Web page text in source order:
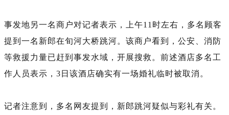
事发地另一名商户对记者表示，上午11时左右，多名顾客
提到一名新郎在旬河大桥跳河。该商户看到，公安、消防
等救援力量已赶到事发水域，开展搜救。前述酒店多名工
作人员表示，3日该酒店确实有一场婚礼临时被取消。
记者注意到，多名网友提到，新郎跳河疑似与彩礼有关。